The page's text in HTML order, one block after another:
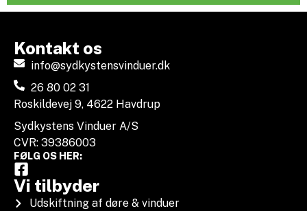
Kontakt os
info@sydkystensvinduer.dk
26 80 02 31
Roskildevej 9, 4622 Havdrup
Sydkystens Vinduer A/S
CVR: 39386003
FØLG OS HER:
Vi tilbyder
Udskiftning af døre & vinduer